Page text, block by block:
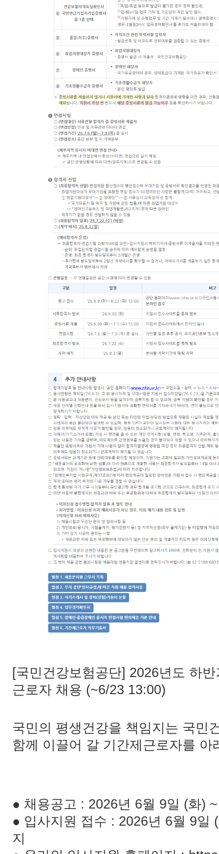
[국민건강보험공단] 2026년도 하
근로자 채용 (~6/23 13:00)
국민의 평생건강을 책임지는 국민
함께 이끌어 갈 기간제근로자를 아
● 채용공고 : 2026년 6월 9일 (화)
● 입사지원 접수 : 2026년 6월 9일
지